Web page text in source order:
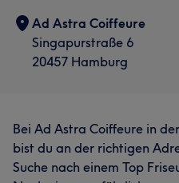
Ad Astra Coiffeure
Singapurstraße 6
20457 Hamburg
Bei Ad Astra Coiffeure in
bist du an der richtigen
Suche nach einem Top